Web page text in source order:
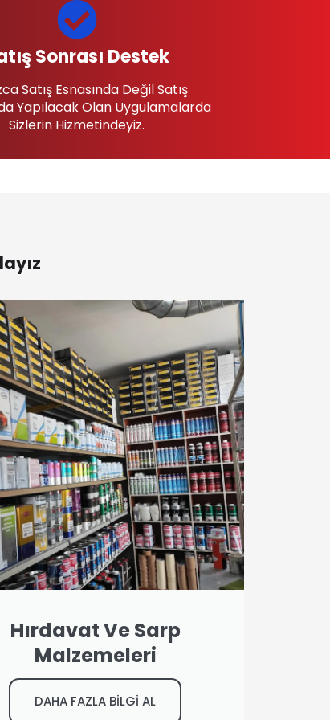
Sonrası Destek
Satış Esnasında Değil Satış
Yapılacak Olan Uygulamalarda
Sizlerin Hizmetindeyiz.
Hırdavat Ve Sarp
Malzemeleri
DAHA FAZLA BİLGİ AL